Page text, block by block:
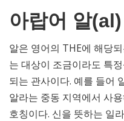
아랍어 알
알은 영어의 THE에 해당
는 대상이 조금이라도 특
되는 관사이다. 예를 들어
알라는 중동 지역에서 사
호칭이다. 신을 뜻하는 일